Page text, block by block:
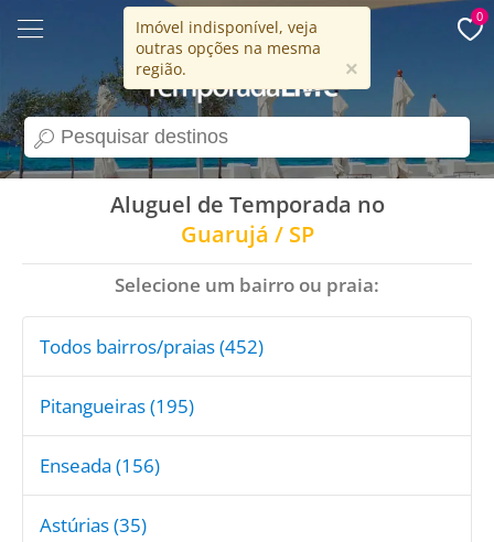
search
15 anos
0
Imóvel indisponível, veja
outras opções na mesma
região.
×
Aluguel de Temporada no
Guarujá / SP
Selecione um bairro ou praia:
Todos bairros/praias (452)
Pitangueiras (195)
Enseada (156)
Astúrias (35)